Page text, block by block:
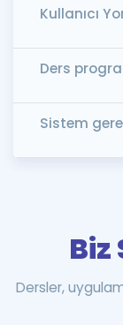
Kullanıcı
Ders
Sistem
Biz
Dersler,